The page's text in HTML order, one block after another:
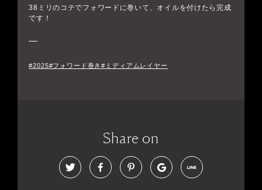
38ミリのコテでフォワードに巻いて、オイルを付けたら完成
です！
#2025#フォワード巻き#ミディアムレイヤー
Share on